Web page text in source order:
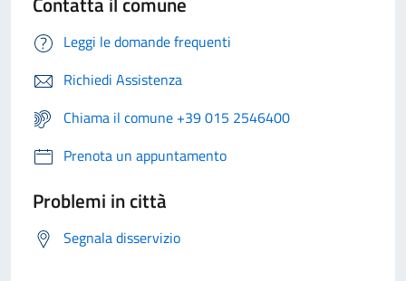
Leggi le domande frequenti
Richiedi Assistenza
Chiama il comune +39 015 2546400
Prenota un appuntamento
Problemi in città
Segnala disservizio